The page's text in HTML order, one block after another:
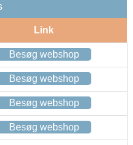
Link
Besøg webshop
Besøg webshop
Besøg webshop
Besøg webshop